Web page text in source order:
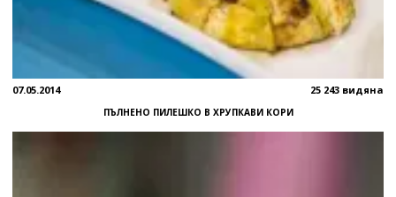
07.05.2014 25 243 видяна
ПЪЛНЕНО ПИЛЕШКО В ХРУПКАВИ КОРИ